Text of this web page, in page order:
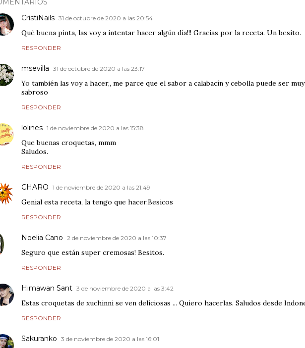
CristiNails 31 de octubre de 2020 a las 20:54
Qué buena pinta, las voy a intentar hacer algún día!!! Gracias por la receta. Un besito.
RESPONDER
msevilla 31 de octubre de 2020 a las 23:17
Yo también las voy a hacer,, me parce que el sabor a calabacín y cebolla puede ser muy
sabroso
RESPONDER
lolines 1 de noviembre de 2020 a las 15:38
Que buenas croquetas, mmm
Saludos.
RESPONDER
CHARO 1 de noviembre de 2020 a las 21:49
Genial esta receta, la tengo que hacer.Besicos
RESPONDER
Noelia Cano 2 de noviembre de 2020 a las 10:37
Seguro que están super cremosas! Besitos.
RESPONDER
Himawan Sant 3 de noviembre de 2020 a las 3:42
Estas croquetas de xuchinni se ven deliciosas ... Quiero hacerlas. Saludos desde
RESPONDER
Sakuranko 3 de noviembre de 2020 a las 16:01